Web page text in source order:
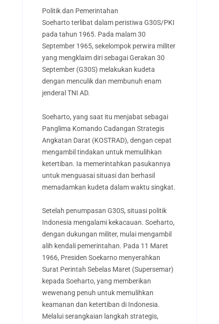
Politik dan Pemerintahan
Soeharto terlibat dalam peristiwa G30S/PKI
pada tahun 1965. Pada malam 30
September 1965, sekelompok perwira militer
yang mengklaim diri sebagai Gerakan 30
September (G30S) melakukan kudeta
dengan menculik dan membunuh enam
jenderal TNI AD.
Soeharto, yang saat itu menjabat sebagai
Panglima Komando Cadangan Strategis
Angkatan Darat (KOSTRAD), dengan cepat
mengambil tindakan untuk memulihkan
ketertiban. Ia memerintahkan pasukannya
untuk menguasai situasi dan berhasil
memadamkan kudeta dalam waktu singkat.
Setelah penumpasan G30S, situasi politik
Indonesia mengalami kekacauan. Soeharto,
dengan dukungan militer, mulai mengambil
alih kendali pemerintahan. Pada 11 Maret
1966, Presiden Soekarno menyerahkan
Surat Perintah Sebelas Maret (Supersemar)
kepada Soeharto, yang memberikan
wewenang penuh untuk memulihkan
keamanan dan ketertiban di Indonesia.
Melalui serangkaian langkah strategis,